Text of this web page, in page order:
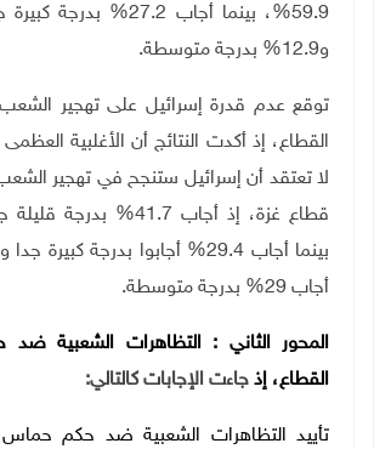
59.9%، بينما أجاب 27.2%
و12.9% بدرجة متوسطة.
توقع عدم قدرة إسرائيل على تهجير
القطاع، إذ أكدت النتائج أن الأغلبية
لا تعتقد أن إسرائيل ستنجح في تهجير
قطاع غزة، إذ أجاب 41.7%
بينما أجاب 29.4% أجابوا بدرجة
أجاب 29% بدرجة متوسطة.
المحور الثاني : التظاهرات الشعبية
القطاع، إذ جاءت الإجابات كالتالي:
تأييد التظاهرات الشعبية ضد حكم